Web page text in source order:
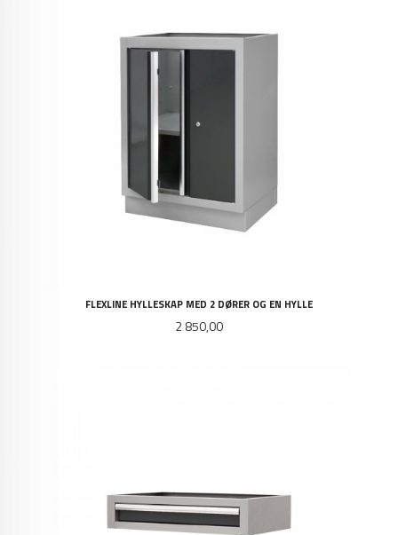
FLEXLINE HYLLESKAP MED 2 DØRER OG EN HYLLE
Pris
2 850,00